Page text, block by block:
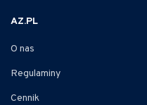
AZ.PL
O nas
Regulaminy
Cennik